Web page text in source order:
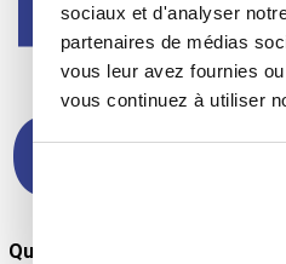
sociaux et d'analyser
partenaires de médias
vous leur avez fournies
vous continuez à utiliser
Qualifications et diplômes :